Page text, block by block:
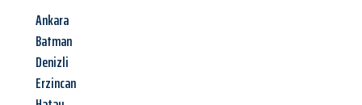
Ankara
Batman
Denizli
Erzincan